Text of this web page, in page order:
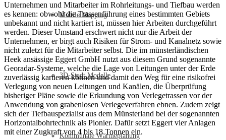
Mobile Mapping
3D-Stadt Modelle
Kommunale Wärmeplanung
Unternehmen und Mitarbeiter im Rohrleitungs- und Tiefbau werden
es kennen: obwohl die Trassenführung eines bestimmten Gebiets
unbekannt und nicht kartiert ist, müssen hier Arbeiten durchgeführt
werden. Dieser Umstand erschwert nicht nur die Arbeit der
Unternehmen, er birgt auch Risiken für Strom- und Kanalnetz sowie
nicht zuletzt für die Mitarbeiter selbst. Die im münsterländischen
Heek ansässige Eggert GmbH nutzt aus diesem Grund sogenannte
Georadar-Systeme, welche die Lage von Leitungen unter der Erde
zuverlässig kartieren können und damit den Weg für eine risikofrei
Verlegung von neuen Leitungen und Kanälen, die Überprüfung
bisheriger Pläne sowie die Erkundung von Verlegetrassen vor der
Anwendung von grabenlosen Verlegeverfahren ebnen. Zudem zeigt
sich der Tiefbauspezialist aus dem Münsterland bei der sogenannten
Horizontalbohrtechnik als Pionier. Dafür setzt Eggert vier Anlagen
mit einer Zugkraft von 4 bis 18 Tonnen ein.